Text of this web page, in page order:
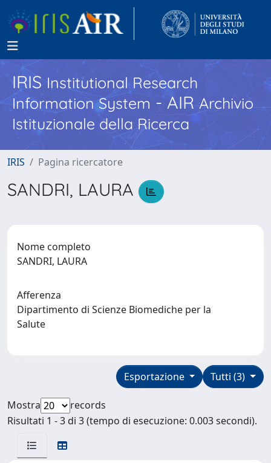
IRISInstitutional Research
Information System - AIR Archivio
Istituzionale della Ricerca
IRIS Pagina ricercatore
SANDRI, LAURA
Nome completo
SANDRI, LAURA
Afferenza
Dipartimento di Scienze Biomediche per la
Salute
Tutti (3)
Esportazione
Mostra
records
Risultati 1 - 3 di 3 (tempo di esecuzione: 0.003 secondi).